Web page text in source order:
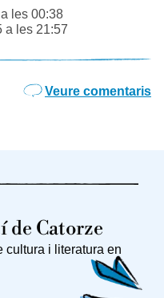
les 00:38
a les 21:57
Veure comentaris
de Catorze
cultura i literatura en